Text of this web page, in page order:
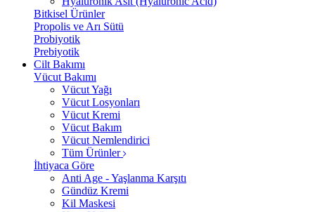
Bitkisel Ürünler
Propolis ve Arı Sütü
Probiyotik
Prebiyotik
Cilt Bakımı
Vücut Bakımı
Vücut Yağı
Vücut Losyonları
Vücut Kremi
Vücut Bakım
Vücut Nemlendirici
Tüm Ürünler
İhtiyaca Göre
Anti Age - Yaşlanma Karşıtı
Gündüz Kremi
Kil Maskesi